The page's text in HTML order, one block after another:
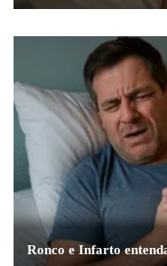
Ronco e Infarto